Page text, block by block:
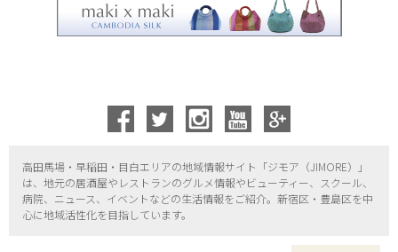
高田馬場・早稲田・目白エリアの地域情報サイト「ジモア（JIMORE）」
は、地元の居酒屋やレストランのグルメ情報やビューティー、 スクール、
病院、ニュース、イベントなどの生活情報をご紹介。新宿区・ 豊島区を中
心に地域活性化を目指しています。